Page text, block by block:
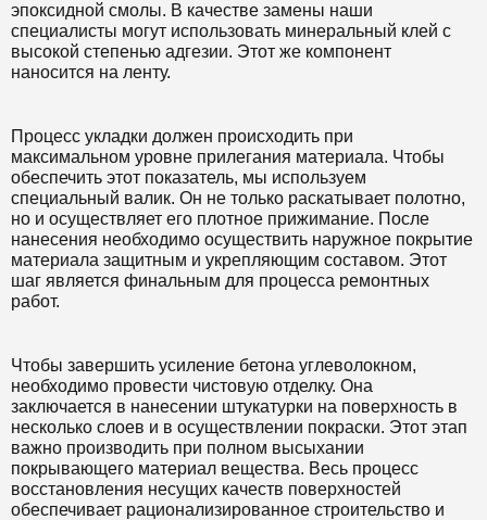
эпоксидной смолы. В качестве замены наши
специалисты могут использовать минеральный клей с
высокой степенью адгезии. Этот же компонент
наносится на ленту.
Процесс укладки должен происходить при
максимальном уровне прилегания материала. Чтобы
обеспечить этот показатель, мы используем
специальный валик. Он не только раскатывает полотно,
но и осуществляет его плотное прижимание. После
нанесения необходимо осуществить наружное покрытие
материала защитным и укрепляющим составом. Этот
шаг является финальным для процесса ремонтных
работ.
Чтобы завершить усиление бетона углеволокном,
необходимо провести чистовую отделку. Она
заключается в нанесении штукатурки на поверхность в
несколько слоев и в осуществлении покраски. Этот этап
важно производить при полном высыхании
покрывающего материал вещества. Весь процесс
восстановления несущих качеств поверхностей
обеспечивает рационализированное строительство и